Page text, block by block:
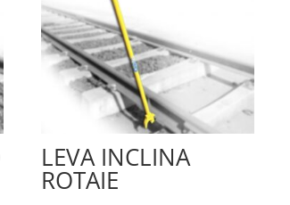
LEVA INCLINA
ROTAIE